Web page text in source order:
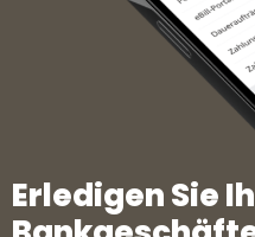
Erledigen Sie